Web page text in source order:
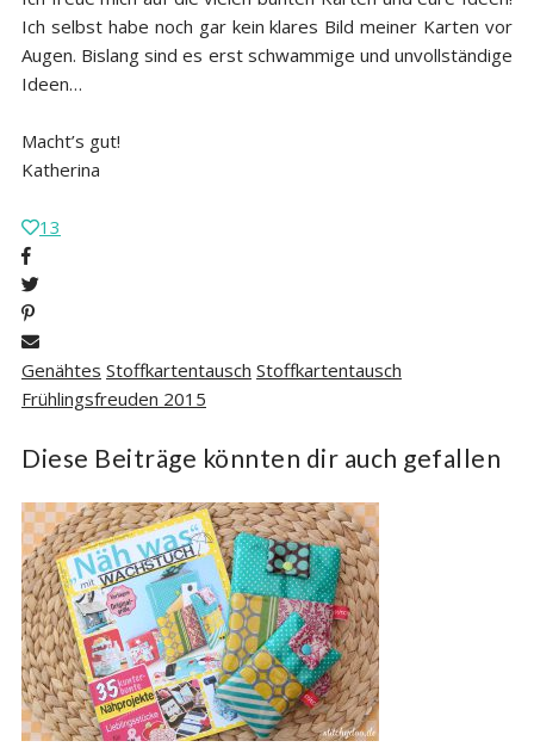
Ich selbst habe noch gar kein klares Bild meiner Karten vor
Augen. Bislang sind es erst schwammige und unvollständige
Ideen…
Macht’s gut!
Katherina
13
Genähtes Stoffkartentausch Stoffkartentausch
Frühlingsfreuden 2015
Diese Beiträge könnten dir auch gefallen